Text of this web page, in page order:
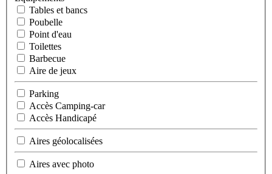
Tables et bancs
Poubelle
Point d'eau
Toilettes
Barbecue
Aire de jeux
Parking
Accès Camping-car
Accès Handicapé
Aires géolocalisées
Aires avec photo